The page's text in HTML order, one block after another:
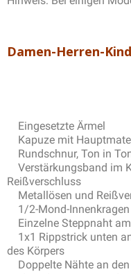
Damen-Herren-
Eingesetzte Ärmel
Kapuze mit
Rundschnur, Ton in
Verstärkungsband im
Reißverschluss
Metallösen und
1/2-Mond-
Einzelne Steppnaht
1x1 Rippstrick unten
des Körpers
Doppelte Nähte an den